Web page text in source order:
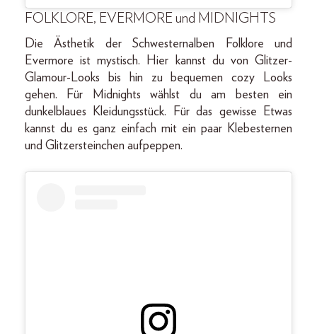
FOLKLORE, EVERMORE und MIDNIGHTS
Die Ästhetik der Schwesternalben Folklore und
Evermore ist mystisch. Hier kannst du von Glitzer-
Glamour-Looks bis hin zu bequemen cozy Looks
gehen. Für Midnights wählst du am besten ein
dunkelblaues Kleidungsstück. Für das gewisse Etwas
kannst du es ganz einfach mit ein paar Klebesternen
und Glitzersteinchen aufpeppen.